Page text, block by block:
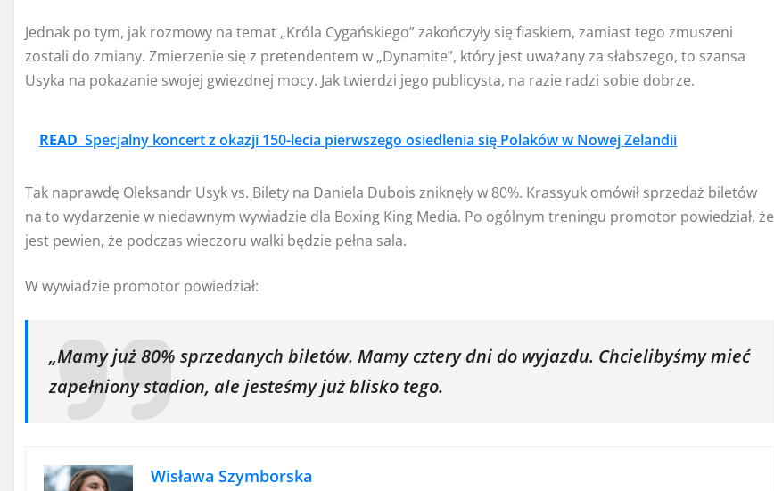
Jednak po tym, jak rozmowy na temat „Króla Cygańskiego” zakończyły się fiaskiem, zamiast tego zmuszeni
zostali do zmiany. Zmierzenie się z pretendentem w „Dynamite”, który jest uważany za słabszego, to szansa
Usyka na pokazanie swojej gwiezdnej mocy. Jak twierdzi jego publicysta, na razie radzi sobie dobrze.
READ Specjalny koncert z okazji 150-lecia pierwszego osiedlenia się Polaków w Nowej Zelandii
Tak naprawdę Oleksandr Usyk vs. Bilety na Daniela Dubois zniknęły w 80%. Krassyuk omówił sprzedaż biletów
na to wydarzenie w niedawnym wywiadzie dla Boxing King Media. Po ogólnym treningu promotor powiedział, że
jest pewien, że podczas wieczoru walki będzie pełna sala.
W wywiadzie promotor powiedział:
„Mamy już 80% sprzedanych biletów. Mamy cztery dni do wyjazdu. Chcielibyśmy mieć
zapełniony stadion, ale jesteśmy już blisko tego.
Wisława Szymborska